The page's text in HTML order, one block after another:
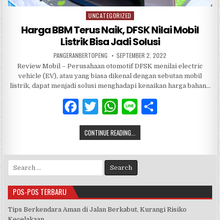
Posted
UNCATEGORIZED
Harga BBM Terus Naik, DFSK Nilai Mobil
Listrik Bisa Jadi Solusi
PANGERANBERTOPENG SEPTEMBER 2, 2022
Review Mobil – Perusahaan otomotif DFSK menilai electric
vehicle (EV), atau yang biasa dikenal dengan sebutan mobil
listrik, dapat menjadi solusi menghadapi kenaikan harga bahan…
F
a
c
e
o
o
T
w
it
te
r
W
h
at
s
A
p
p
Li
n
e
CONTINUE READING...
Search
for:
POS-POS TERBARU
Tips Berkendara Aman di Jalan Berkabut, Kurangi Risiko